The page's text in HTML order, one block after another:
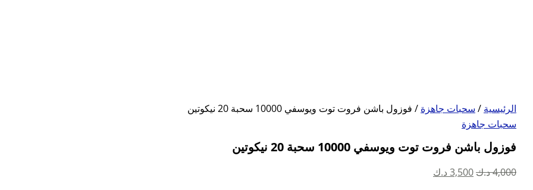
الرئيسية / سحبات جاهزة / فوزول باشن فروت توت ويوسفي 10000 سحبة 20 نيكوتين
سحبات جاهزة
فوزول باشن فروت توت ويوسفي 10000 سحبة 20 نيكوتين
4,000د.كالسعر
3,500 د.ك